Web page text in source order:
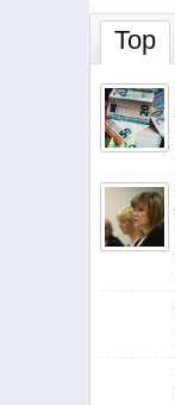
Top